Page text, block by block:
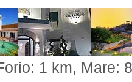
1 km, Mare: